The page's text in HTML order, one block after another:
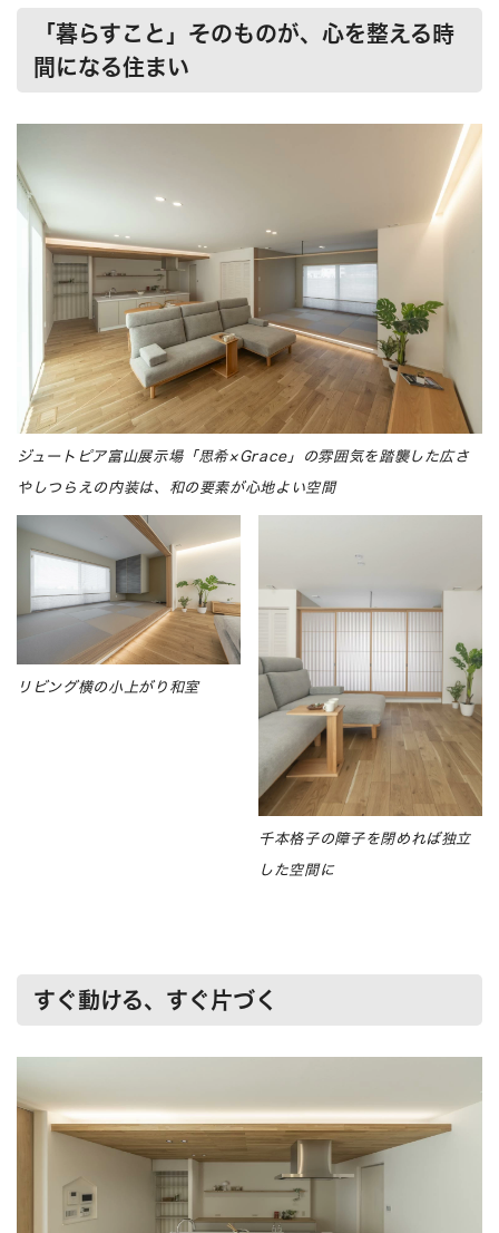
「暮らすこと」そのものが、心を整える時
間になる住まい
ジュートピア富山展示場「思希×Grace」の雰囲気を踏襲した広さ
やしつらえの内装は、和の要素が心地よい空間
リビング横の小上がり和室
千本格子の障子を閉めれば独立
した空間に
すぐ動ける、すぐ片づく